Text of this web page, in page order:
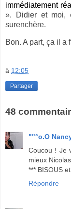
immédiatement
». Didier et moi,
surenchère.
Bon. A part, ça il a
à 12:05
Partager
48
""°o.O
Coucou ! Je
mieux
*** BISOUS
Répondre